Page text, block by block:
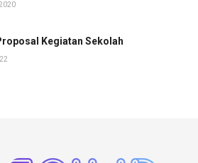
Kegiatan Sekolah